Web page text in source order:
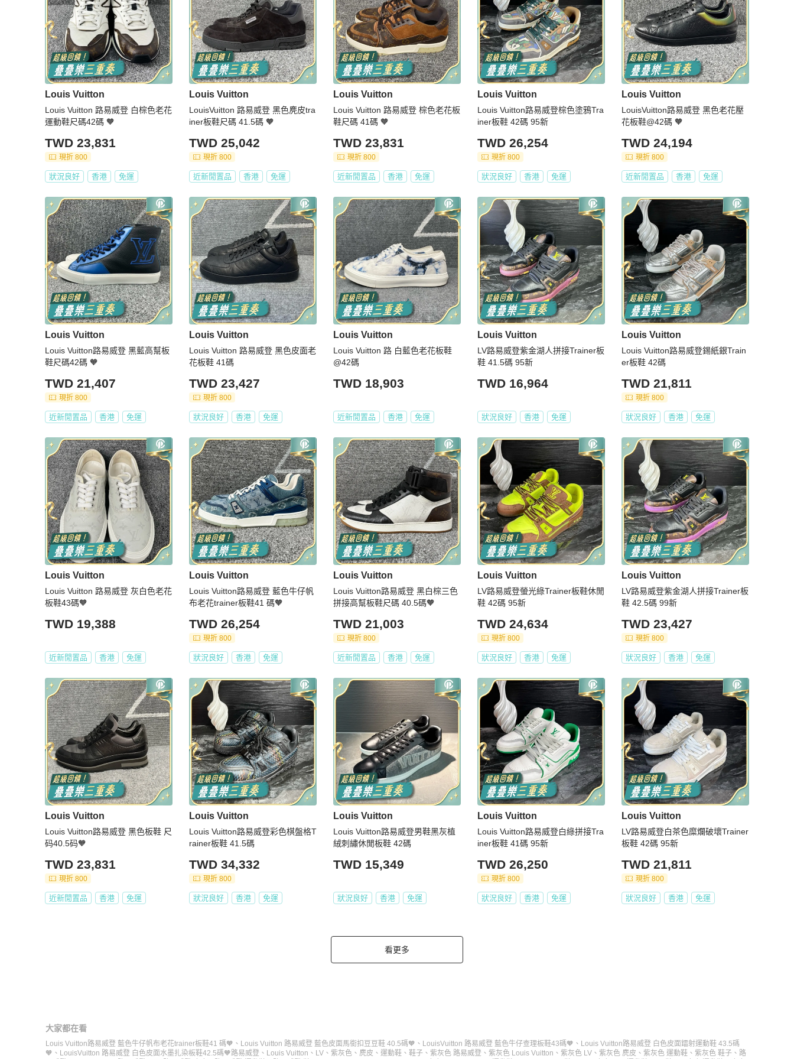
Louis Vuitton
Louis Vuitton 路易威登 白棕色老花
運動鞋尺碼42碼 🧡
TWD 23,831
現折 800
狀況良好 香港 免運
Louis Vuitton
LouisVuitton 路易威登 黑色麂皮tra
iner板鞋尺碼 41.5碼 🧡
TWD 25,042
現折 800
近新閒置品 香港 免運
Louis Vuitton
Louis Vuitton 路易威登 棕色老花板
鞋尺碼 41碼 🧡
TWD 23,831
現折 800
近新閒置品 香港 免運
Louis Vuitton
Louis Vuitton路易威登棕色塗鴉Tra
iner板鞋 42碼 95新
TWD 26,254
現折 800
狀況良好 香港 免運
Louis Vuitton
LouisVuitton路易威登 黑色老花壓
花板鞋@42碼 🧡
TWD 24,194
現折 800
近新閒置品 香港 免運
Louis Vuitton
Louis Vuitton路易威登 黑藍高幫板
鞋尺碼42碼 🧡
TWD 21,407
現折 800
近新閒置品 香港 免運
Louis Vuitton
Louis Vuitton 路易威登 黑色皮面老
花板鞋 41碼
TWD 23,427
現折 800
狀況良好 香港 免運
Louis Vuitton
Louis Vuitton 路 白藍色老花板鞋
@42碼
TWD 18,903
近新閒置品 香港 免運
Louis Vuitton
LV路易威登紫金湖人拼接Trainer板
鞋 41.5碼 95新
TWD 16,964
狀況良好 香港 免運
Louis Vuitton
Louis Vuitton路易威登錫紙銀Train
er板鞋 42碼
TWD 21,811
現折 800
狀況良好 香港 免運
Louis Vuitton
Louis Vuitton 路易威登 灰白色老花
板鞋43碼🧡
TWD 19,388
近新閒置品 香港 免運
Louis Vuitton
Louis Vuitton路易威登 藍色牛仔帆
布老花trainer板鞋41 碼🧡
TWD 26,254
現折 800
狀況良好 香港 免運
Louis Vuitton
Louis Vuitton路易威登 黑白棕三色
拼接高幫板鞋尺碼 40.5碼🧡
TWD 21,003
現折 800
近新閒置品 香港 免運
Louis Vuitton
LV路易威登螢光綠Trainer板鞋休閒
鞋 42碼 95新
TWD 24,634
現折 800
狀況良好 香港 免運
Louis Vuitton
LV路易威登紫金湖人拼接Trainer板
鞋 42.5碼 99新
TWD 23,427
現折 800
狀況良好 香港 免運
Louis Vuitton
Louis Vuitton路易威登 黑色板鞋 尺
码40.5码🧡
TWD 23,831
現折 800
近新閒置品 香港 免運
Louis Vuitton
Louis Vuitton路易威登彩色棋盤格T
rainer板鞋 41.5碼
TWD 34,332
現折 800
狀況良好 香港 免運
Louis Vuitton
Louis Vuitton路易威登男鞋黑灰植
絨刺繡休閒板鞋 42碼
TWD 15,349
狀況良好 香港 免運
Louis Vuitton
Louis Vuitton路易威登白綠拼接Tra
iner板鞋 41碼 95新
TWD 26,250
現折 800
狀況良好 香港 免運
Louis Vuitton
LV路易威登白茶色糜爛破壞Trainer
板鞋 42碼 95新
TWD 21,811
現折 800
狀況良好 香港 免運
看更多
大家都在看
Louis Vuitton路易威登 藍色牛仔帆布老花trainer板鞋41 碼🧡 、 Louis Vuitton 路易威登 藍色皮面馬銜扣豆豆鞋 40.5碼🧡 、 LouisVuitton 路易威登 藍色牛仔查理板鞋43碼🧡 、 Louis Vuitton路易威登 白色皮面鐳射運動鞋 43.5碼
🧡 、 LouisVuitton 路易威登 白色皮面水墨扎染板鞋42.5碼🧡路易威登 、 Louis Vuitton 、 LV 、 紫灰色 、 麂皮 、 運動鞋 、 鞋子 、 紫灰色 路易威登 、 紫灰色 Louis Vuitton 、 紫灰色 LV 、 紫灰色 麂皮 、 紫灰色 運動鞋 、 紫灰色 鞋子 、 路